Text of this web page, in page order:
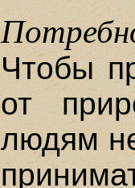
Чтобы
от
людям